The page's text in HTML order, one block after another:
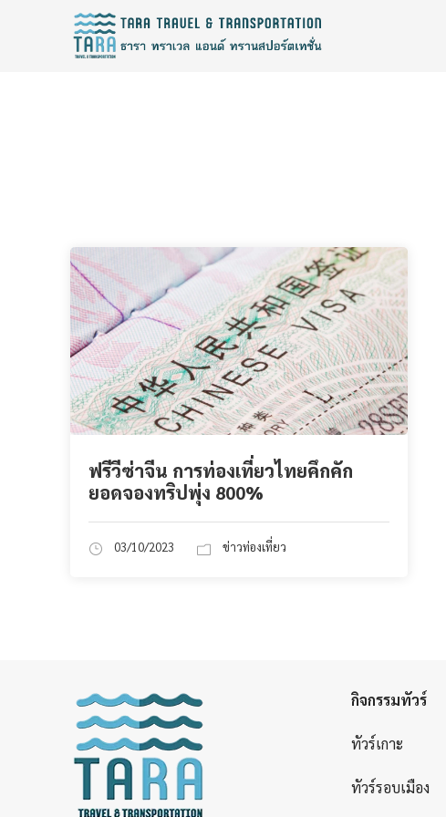
ฟรีวีซ่าจีน การท่องเที่ยวไทยคึกคัก
ยอดจองทริปพุ่ง 800%
03/10/2023 ข่าวท่องเที่ยว
กิจกรรมทัวร์
ทัวร์เกาะ
ทัวร์รอบเมือง